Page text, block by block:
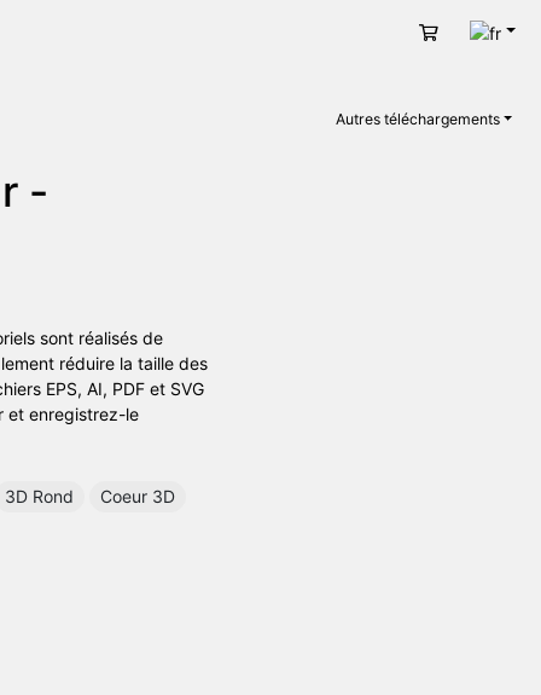
Panier
Autres téléchargements
-
sont réalisés de
réduire la taille des
EPS, AI, PDF et SVG
et enregistrez-le
3D Rond Coeur 3D